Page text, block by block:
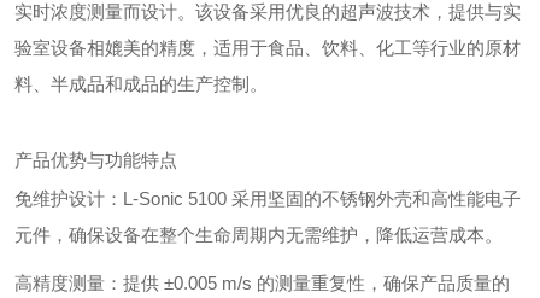
实时浓度测量而设计。该设备采用优良的超声波技术，提供与实
验室设备相媲美的精度，适用于食品、饮料、化工等行业的原材
料、半成品和成品的生产控制。
产品优势与功能特点
免维护设计：L-Sonic 5100 采用坚固的不锈钢外壳和高性能电子
元件，确保设备在整个生命周期内无需维护，降低运营成本。
高精度测量：提供 ±0.005 m/s 的测量重复性，确保产品质量的